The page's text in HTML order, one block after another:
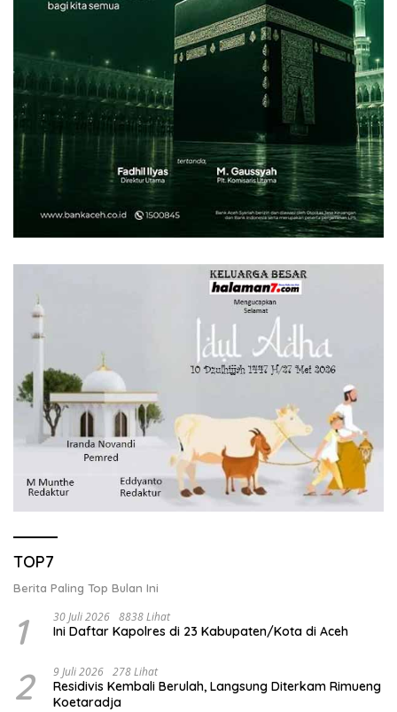
TOP7
Berita Paling Top Bulan Ini
1 30 Juli 2026 8838 Lihat
Ini Daftar Kapolres di 23 Kabupaten/Kota di Aceh
2 9 Juli 2026 278 Lihat
Residivis Kembali Berulah, Langsung Diterkam Rimueng
Koetaradja